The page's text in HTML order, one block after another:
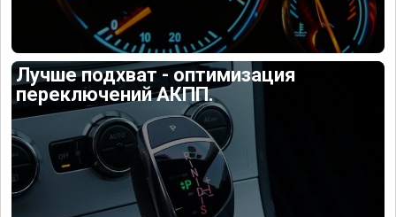
Лучше подхват - оптимизация
переключений АКПП.